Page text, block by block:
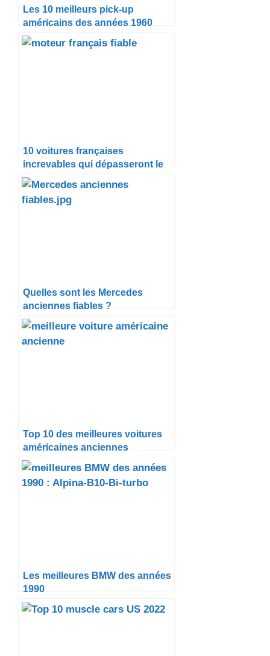
Les 10 meilleurs pick-up
américains des années 1960
10 voitures françaises
increvables qui dépasseront le
million de kilomètres
Quelles sont les Mercedes
anciennes fiables ?
Top 10 des meilleures voitures
américaines anciennes
Les meilleures BMW des années
1990